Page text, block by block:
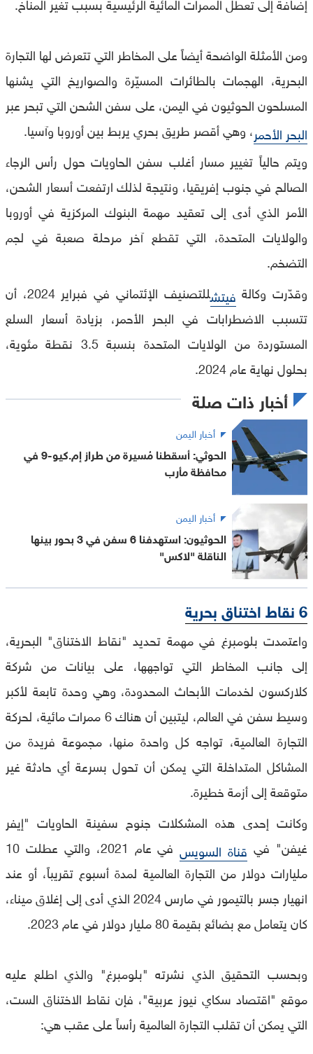
ومن الأمثلة الواضحة أيضاً على المخاطر التي تتعرض لها التجارة
البحرية، الهجمات بالطائرات المسيّرة والصواريخ التي يشنها
المسلحون الحوثيون في اليمن، على سفن الشحن التي تبحر عبر
البحر الأحمر، وهي أقصر طريق بحري يربط بين أوروبا وآسيا.
ويتم حالياً تغيير مسار أغلب سفن الحاويات حول رأس الرجاء
الصالح في جنوب إفريقيا، ونتيجة لذلك ارتفعت أسعار الشحن،
الأمر الذي أدى إلى تعقيد مهمة البنوك المركزية في أوروبا
والولايات المتحدة، التي تقطع آخر مرحلة صعبة في لجم
التضخم.
وقدّرت وكالة فيتش
للتصنيف الإئتماني في فبراير 2024، أن
تتسبب الاضطرابات في البحر الأحمر، بزيادة أسعار السلع
المستوردة من الولايات المتحدة بنسبة 3.5 نقطة مئوية،
بحلول نهاية عام 2024.
أخبار ذات صلة
أخبار اليمن
الحوثي: أسقطنا مُسيرة من طراز إم.كيو-9 في
محافظة مأرب
أخبار اليمن
الحوثيون: استهدفنا 6 سفن في 3 بحور بينها
الناقلة "لاكس"
6 نقاط اختناق بحرية
واعتمدت بلومبرغ في مهمة تحديد "نقاط الاختناق" البحرية،
إلى جانب المخاطر التي تواجهها، على بيانات من شركة
كلاركسون لخدمات الأبحاث المحدودة، وهي وحدة تابعة لأكبر
وسيط سفن في العالم، ليتبين أن هناك 6 ممرات مائية، لحركة
التجارة العالمية، تواجه كل واحدة منها، مجموعة فريدة من
المشاكل المتداخلة التي يمكن أن تحول بسرعة أي حادثة غير
متوقعة إلى أزمة خطيرة.
وكانت إحدى هذه المشكلات جنوح سفينة الحاويات "إيفر
غيفن" في قناة السويس
في عام 2021، والتي عطلت 10
مليارات دولار من التجارة العالمية لمدة أسبوع تقريباً، أو عند
انهيار جسر بالتيمور في مارس 2024 الذي أدى إلى إغلاق ميناء،
كان يتعامل مع بضائع بقيمة 80 مليار دولار في عام 2023.
وبحسب التحقيق الذي نشرته "بلومبرغ" والذي اطلع عليه
موقع "اقتصاد سكاي نيوز عربية"، فإن نقاط الاختناق الست،
التي يمكن أن تقلب التجارة العالمية رأساً على عقب هي: